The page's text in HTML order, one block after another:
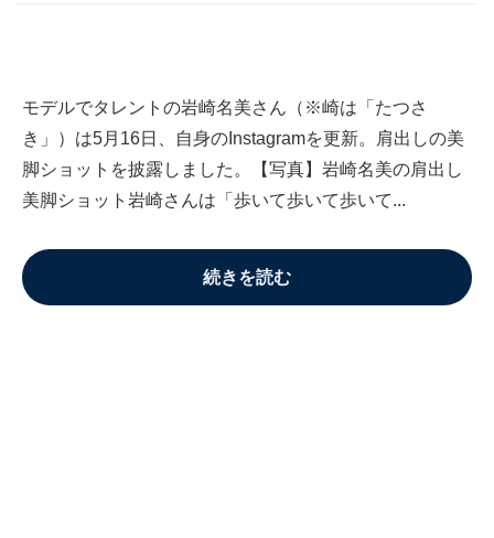
モデルでタレントの岩崎名美さん（※崎は「たつさ
き」）は5月16日、自身のInstagramを更新。肩出しの美
脚ショットを披露しました。【写真】岩崎名美の肩出し
美脚ショット岩崎さんは「歩いて歩いて歩いて...
続きを読む